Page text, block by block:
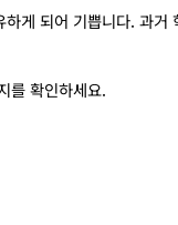
게 되어 기쁩니다. 과
를 확인하세요.